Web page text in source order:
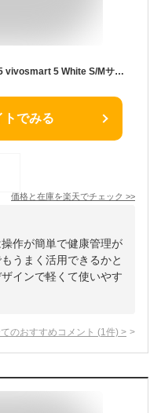
ガーミン GARMIN ヴィヴォスマート5 vivosmart 5 White S/Mサイズ 010-02645-61 メンズ レディース スマートウォッチ おしゃれ ベルト交換可能 心拍 睡眠 ストレス 健康管理 ランニング iphone android 時計 [ラッピング無料 バレンタイン]
トでみる
価格と在庫を楽天でチェック >>
作が簡単で健康管理が
うまく活用できるかと
インで軽くて使いやす
のおすすめコメント (1 件) >